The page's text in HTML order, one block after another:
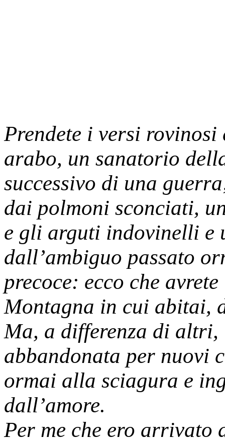
Prendete i versi
arabo, un sanatorio
successivo di una
dai polmoni sconciati,
e gli arguti indovinelli e
dall’ambiguo passato
precoce: ecco che
Montagna in cui abitai,
Ma, a differenza di
abbandonata per nuovi
ormai alla sciagura e
dall’amore.
Per me che ero arrivato